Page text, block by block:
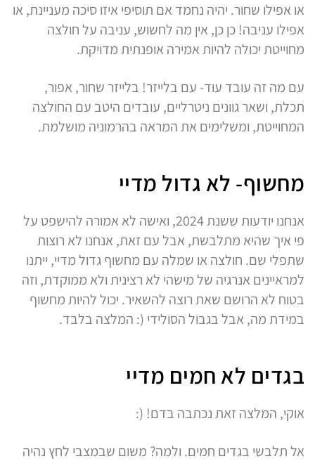
או אפילו שחור. יהיה נחמד אם תוסיפי איזו סיכה מעניינת, או
אפילו עניבה! כן כן, אין מה לחשוש, עניבה על חולצה
מחוייטת יכולה להיות אמירה אופנתית מדויקת.
עם מה זה עובד עוד- עם בלייזר! בלייזר שחור, אפור,
תכלת, ושאר גוונים ניטרליים, עובדים היטב עם החולצה
המחוייטת, ומשלימים את המראה בהרמוניה מושלמת.
מחשוף- לא גדול מדיי
אנחנו יודעות ששנת 2024, ואישה לא אמורה להישפט על
פי איך שהיא מתלבשת, אבל עם זאת, אנחנו לא רוצות
שתפלי שם. חולצה או שמלה עם מחשוף גדול מדיי, ייתנו
למראיינים אנרגיה של מישהי לא רצינית ולא ממוקדת, וזה
בטוח לא הרושם שאת רוצה להשאיר. יכול להיות מחשוף
במידת מה, אבל בגבול הסולידי (: המלצה בלבד.
בגדים לא חמים מדיי
אוקי, המלצה זאת נכתבה בדם! (:
אל תלבשי בגדים חמים. ולמה? משום שבמצבי לחץ נהיה